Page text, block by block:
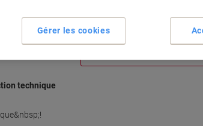
technique
Maoam Mix 250gr gratuite -
cartouches jet d'encre ou
marque. Disponible jusqu'à
Gérer les cookies